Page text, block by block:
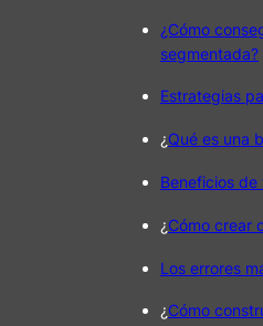
¿Cómo
segmentada?
Estrategias
¿Qué es una
Beneficios
¿Cómo crear
Los errores
¿Cómo